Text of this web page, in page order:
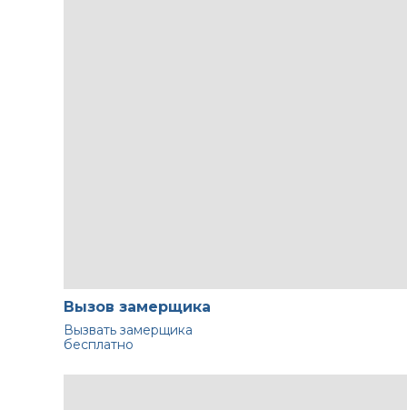
Вызов замерщика
Вызвать замерщика
бесплатно